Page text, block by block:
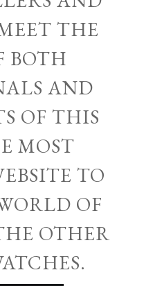
THE
BOTH
AND
OF THIS
MOST
TO
OF
OTHER